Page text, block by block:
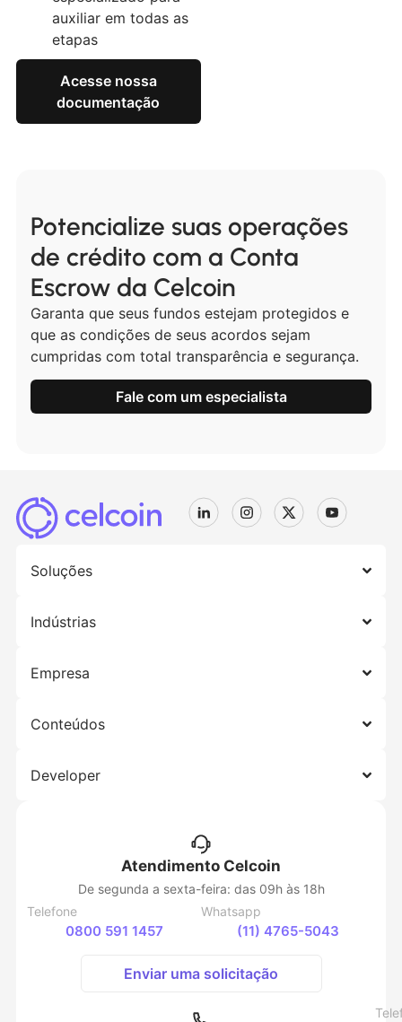
auxiliar em todas as
etapas
Acesse nossa
documentação
Potencialize suas operações
de crédito com a Conta
Escrow da Celcoin
Garanta que seus fundos estejam protegidos e
que as condições de seus acordos sejam
cumpridas com total transparência e segurança.
Fale com um especialista
Soluções
Indústrias
Empresa
Conteúdos
Developer
Atendimento Celcoin
De segunda a sexta-feira: das 09h às 18h
Telefone
0800 591 1457
Whatsapp
(11) 4765-5043
Enviar uma solicitação